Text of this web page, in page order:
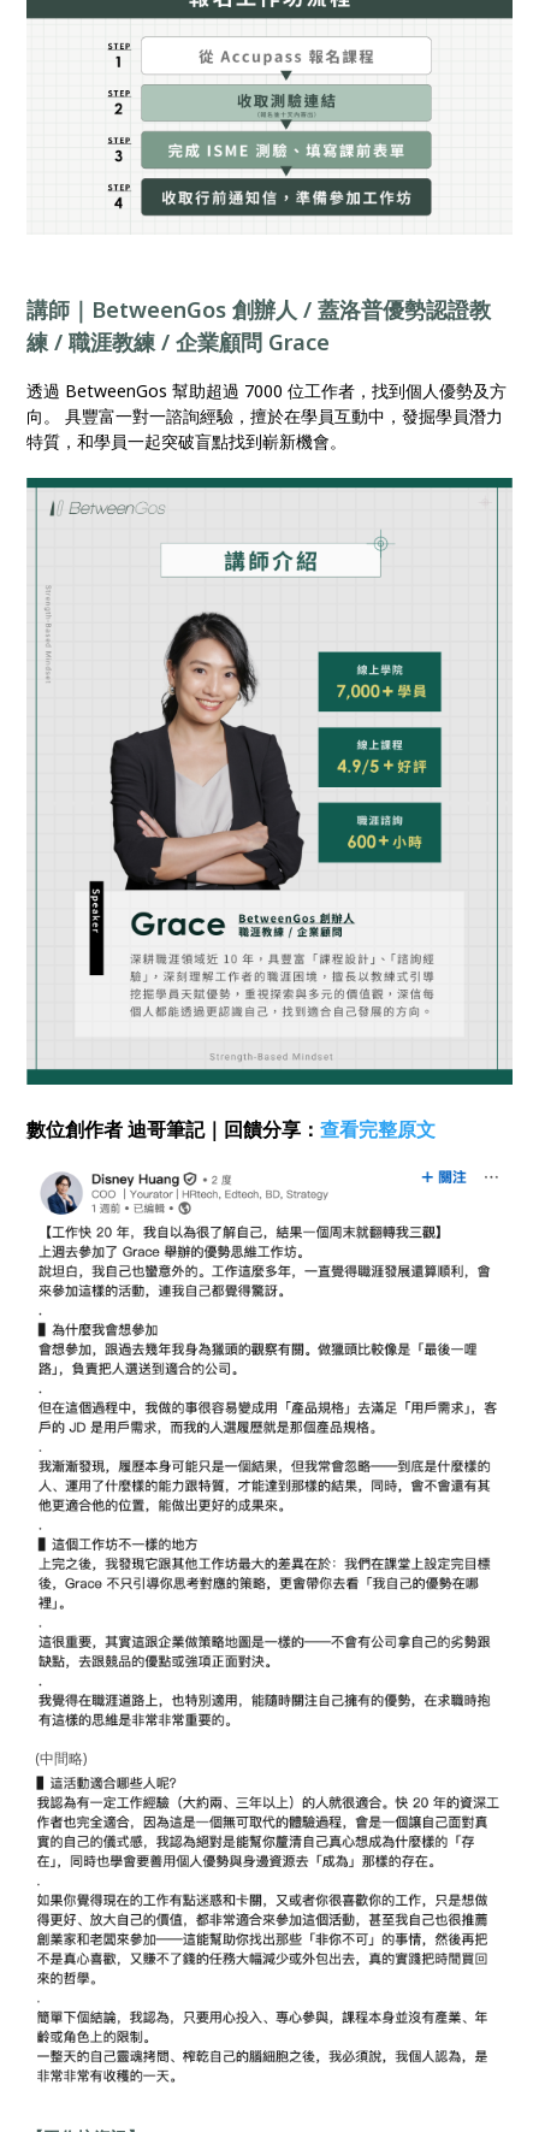
講師｜BetweenGos 創辦人 / 蓋洛普優勢認證教
練 / 職涯教練 / 企業顧問 Grace
透過 BetweenGos 幫助超過 7000 位工作者，找到個人優勢及方
向。 具豐富一對一諮詢經驗，擅於在學員互動中，發掘學員潛力
特質，和學員一起突破盲點找到嶄新機會。
數位創作者 迪哥筆記｜回饋分享：查看完整原文
(中間略)